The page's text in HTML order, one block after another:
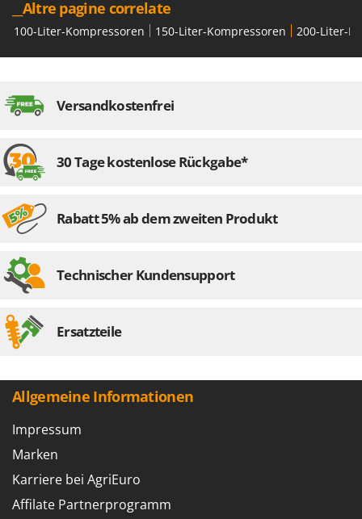
__Altre pagine correlate
100-Liter-Kompressoren 150-Liter-Kompressoren 200-Liter-
Versandkostenfrei
30 Tage kostenlose Rückgabe*
Rabatt 5% ab dem zweiten Produkt
Technischer Kundensupport
Ersatzteile
Allgemeine Informationen
Impressum
Marken
Karriere bei AgriEuro
Affilate Partnerprogramm